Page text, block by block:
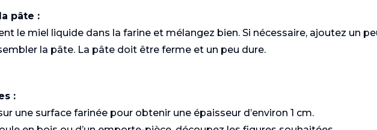
pâte :
le miel liquide dans la farine et mélangez bien. Si nécessaire, ajoutez un
la pâte. La pâte doit être ferme et un peu dure.
:
une surface farinée pour obtenir une épaisseur d’environ 1 cm.
Gastronomie